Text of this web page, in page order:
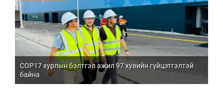
COP17 хурлын бэлтгэл ажил 97 хувийн гүйцэтгэлтэй
байна